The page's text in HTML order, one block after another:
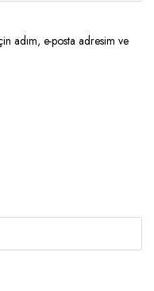
adım, e-posta adresim ve